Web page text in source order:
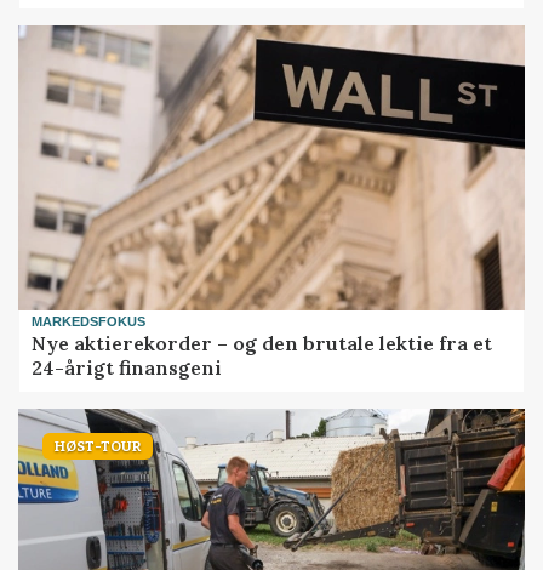
MARKEDSFOKUS
Nye aktierekorder – og den brutale lektie fra et
24-årigt finansgeni
HØST-TOUR